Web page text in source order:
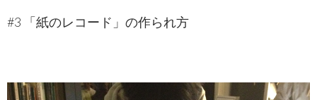
ツ
#3 「紙のレコード」の作られ方